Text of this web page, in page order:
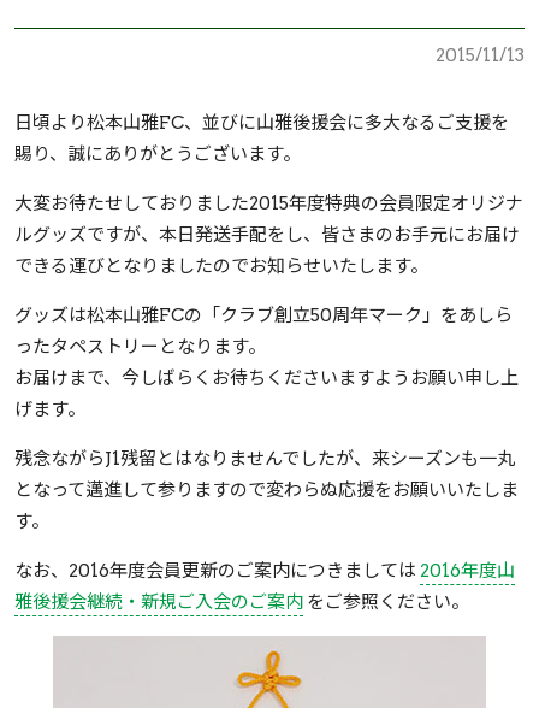
2015/11/13
日頃より松本山雅FC、並びに山雅後援会に多大なるご支援を
賜り、誠にありがとうございます。
大変お待たせしておりました2015年度特典の会員限定オリジナ
ルグッズですが、本日発送手配をし、皆さまのお手元にお届け
できる運びとなりましたのでお知らせいたします。
グッズは松本山雅FCの「クラブ創立50周年マーク」をあしら
ったタペストリーとなります。
お届けまで、今しばらくお待ちくださいますようお願い申し上
げます。
残念ながらJ1残留とはなりませんでしたが、来シーズンも一丸
となって邁進して参りますので変わらぬ応援をお願いいたしま
す。
なお、2016年度会員更新のご案内につきましては 2016年度山
雅後援会継続・新規ご入会のご案内 をご参照ください。